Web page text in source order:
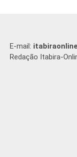
E-mail:
Redação Itabira-